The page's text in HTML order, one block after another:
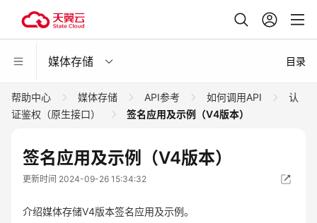
媒体存储 目录
帮助中心 媒体存储 API参考 如何调用API
认
证鉴权（原生接口）
签名应用及示例（V4版本）
签名应用及示例（V4版本）
更新时间 2024-09-26 15:34:32
介绍媒体存储V4版本签名应用及示例。